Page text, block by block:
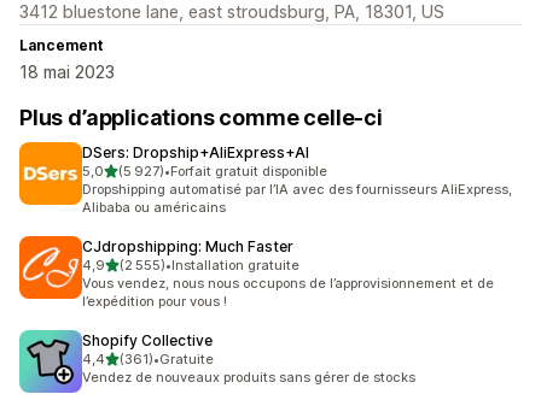
3412 bluestone lane, east stroudsburg, PA, 18301, US
Lancement
18 mai 2023
Plus d’applications comme celle-ci
DSers: Dropship+AliExpress+AI
5,0étoile(s) sur 5
(5 927)
5927 avis au total
•Forfait gratuit disponible
Dropshipping automatisé par l’IA avec des fournisseurs AliExpress,
Alibaba ou américains
CJdropshipping: Much Faster
4,9étoile(s) sur 5
(2 555)
2555 avis au total
•Installation gratuite
Vous vendez, nous nous occupons de l’approvisionnement et de
l’expédition pour vous !
Shopify Collective
4,4étoile(s) sur 5
(361)
361 avis au total
•Gratuite
Vendez de nouveaux produits sans gérer de stocks